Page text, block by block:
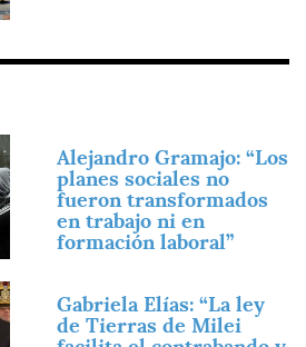
Alejandro Gramajo: “Los
planes sociales no
fueron transformados
en trabajo ni en
formación laboral”
Gabriela Elías: “La ley
de Tierras de Milei